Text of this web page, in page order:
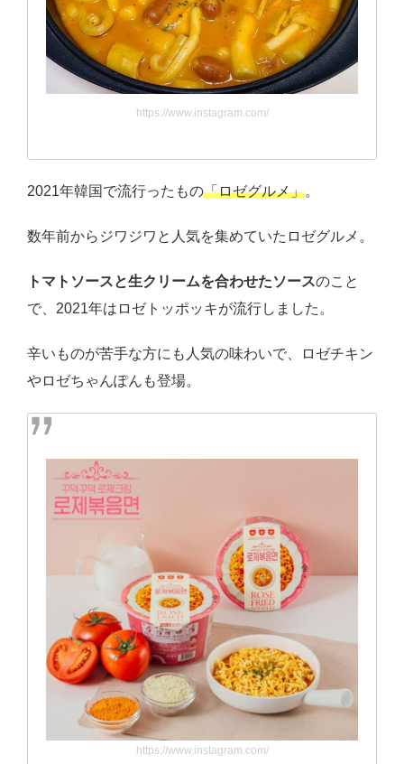
https://www.instagram.com/
2021年韓国で流行ったもの「ロゼグルメ」。
数年前からジワジワと人気を集めていたロゼグルメ。
トマトソースと生クリームを合わせたソースのこと
で、2021年はロゼトッポッキが流行しました。
辛いものが苦手な方にも人気の味わいで、ロゼチキン
やロゼちゃんぽんも登場。
https://www.instagram.com/